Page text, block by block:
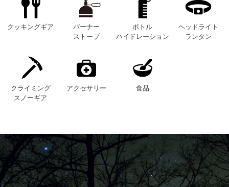
クッキングギア
バーナー
ストーブ
ボトル
ハイドレーション
ヘッドライト
ランタン
クライミング
スノーギア
アクセサリー 食品